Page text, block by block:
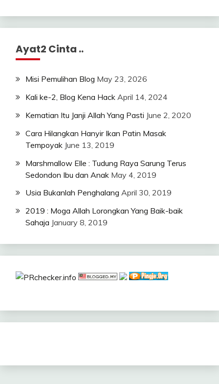
Ayat2 Cinta ..
Misi Pemulihan Blog May 23, 2026
Kali ke-2, Blog Kena Hack April 14, 2024
Kematian Itu Janji Allah Yang Pasti June 2, 2020
Cara Hilangkan Hanyir Ikan Patin Masak
Tempoyak June 13, 2019
Marshmallow Elle : Tudung Raya Sarung Terus
Sedondon Ibu dan Anak May 4, 2019
Usia Bukanlah Penghalang April 30, 2019
2019 : Moga Allah Lorongkan Yang Baik-baik
Sahaja January 8, 2019